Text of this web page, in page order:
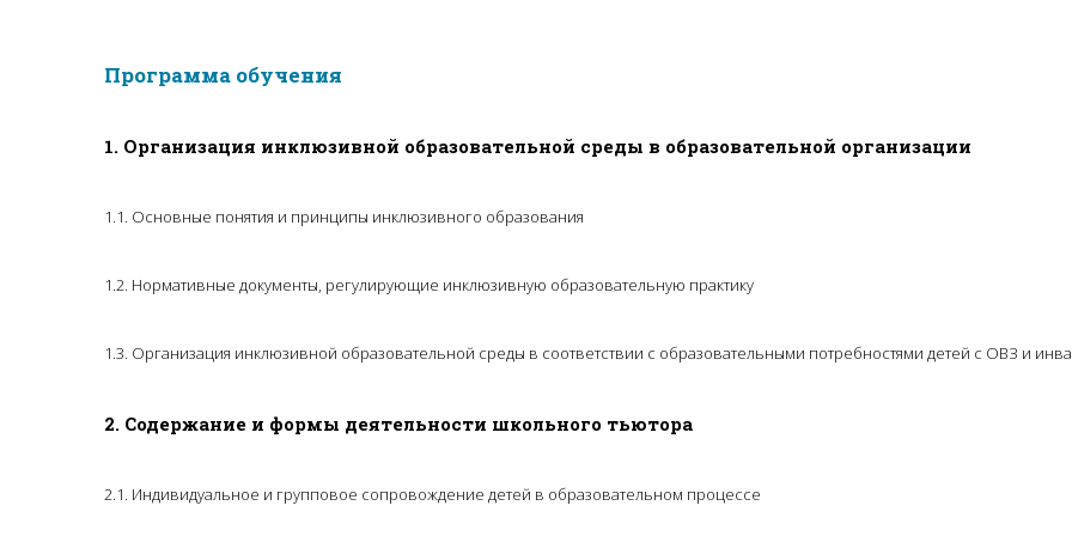
Программа обучения
1. Организация инклюзивной образовательной среды в образовательной организации
1.1. Основные понятия и принципы инклюзивного образования
1.2. Нормативные документы, регулирующие инклюзивную образовательную практику
1.3. Организация инклюзивной образовательной среды в соответствии с образовательными потребностями детей с ОВЗ и
2. Содержание и формы деятельности школьного тьютора
2.1. Индивидуальное и групповое сопровождение детей в образовательном процессе